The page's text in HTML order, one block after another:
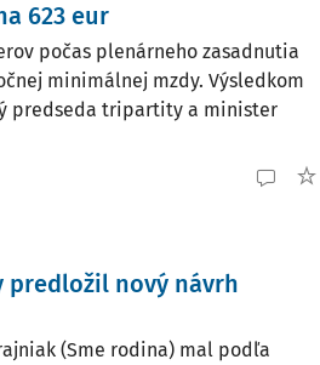
623 eur
počas plenárneho zasadnutia
minimálnej mzdy. Výsledkom
predseda tripartity a minister
predložil nový návrh
(Sme rodina) mal podľa